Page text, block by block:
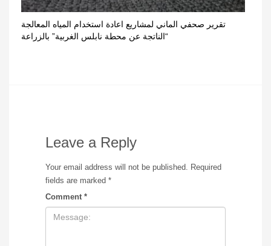
تقرير صحفي الماني لمشاريع اعادة استخدام المياه المعالجة
“الناتجة عن محطة نابلس الغربية” بالزراعة
Leave a Reply
Your email address will not be published. Required
fields are marked *
Comment *